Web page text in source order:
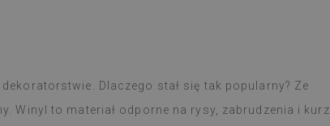
Dlaczego stał się tak popularny? Ze
Winyl to materiał odporne na rysy, zabrudzenia i kurz.